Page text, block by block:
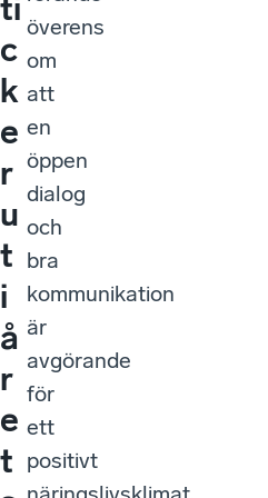
ti
c
k
e
r
u
t
i
å
r
e
t
överens
om
att
en
öppen
dialog
och
bra
kommunikation
är
avgörande
för
ett
positivt